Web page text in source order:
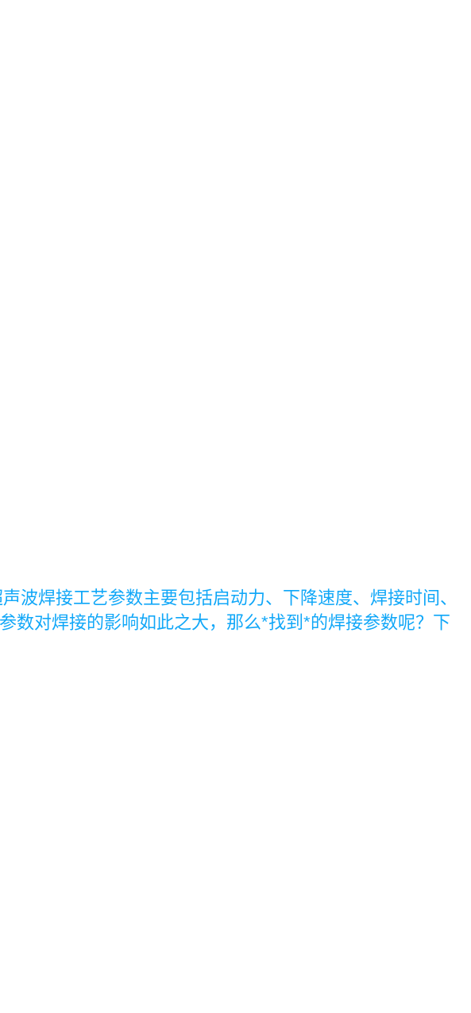
焊接工艺参数主要包括启动力、下降速度、焊接时间、
数对焊接的影响如此之大，那么*找到*的焊接参数呢？下